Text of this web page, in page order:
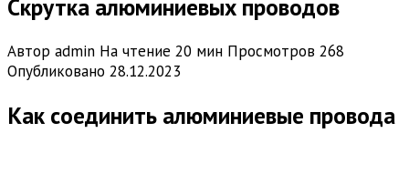
Скрутка алюминиевых проводов
Автор admin На чтение 20 мин Просмотров 268
Опубликовано 28.12.2023
Как соединить алюминиевые провода